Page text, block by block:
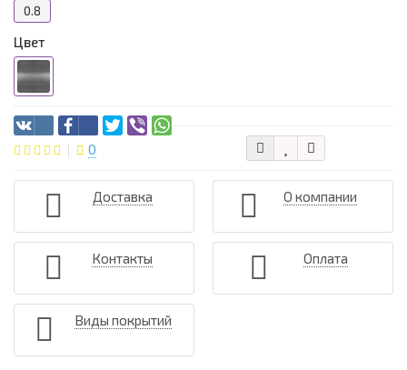
0.8
Цвет
0
Доставка О компании
Контакты Оплата
Виды покрытий